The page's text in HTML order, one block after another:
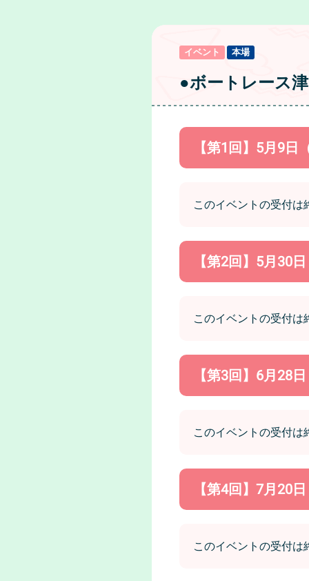
イベント 本場
●ボートレース
【第1回】5月9日
このイベントの受付は
【第2回】5月30
このイベントの受付は
【第3回】6月28
このイベントの受付は
【第4回】7月20
このイベントの受付は